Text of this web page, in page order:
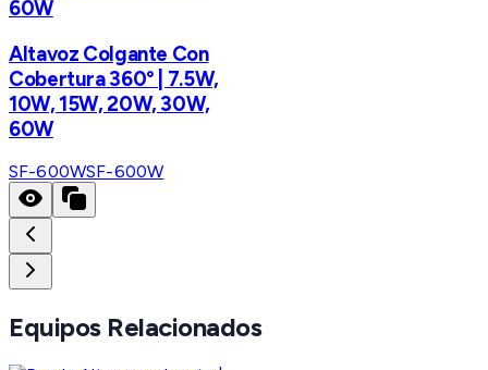
60W
Altavoz Colgante Con
Cobertura 360° | 7.5W,
10W, 15W, 20W, 30W,
60W
SF-600WSF-600W
Equipos Relacionados